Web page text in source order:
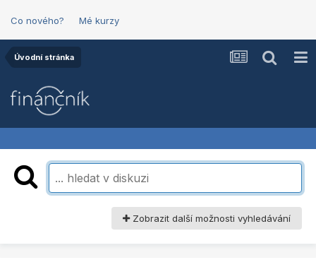
Co nového? Mé kurzy
Úvodní stránka
Zobrazit další možnosti vyhledávání